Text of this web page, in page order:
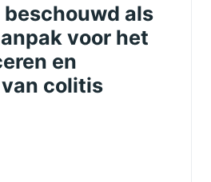
als
voor het
en
colitis